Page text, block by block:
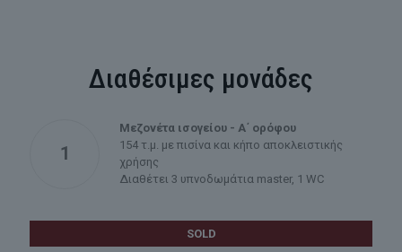
Διαθέσιμες μονάδες
1
Μεζονέτα ισογείου - Α΄ ορόφου
154 τ.μ. με πισίνα και κήπο αποκλειστικής
χρήσης
Διαθέτει 3 υπνοδωμάτια master, 1 WC
SOLD